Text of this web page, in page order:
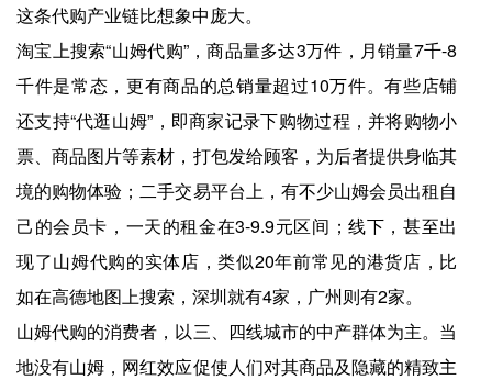
这条代购产业链比想象中庞大。
淘宝上搜索“山姆代购”，商品量多达3万件，月销量7千-8
千件是常态，更有商品的总销量超过10万件。有些店铺
还支持“代逛山姆”，即商家记录下购物过程，并将购物小
票、商品图片等素材，打包发给顾客，为后者提供身临其
境的购物体验；二手交易平台上，有不少山姆会员出租自
己的会员卡，一天的租金在3-9.9元区间；线下，甚至出
现了山姆代购的实体店，类似20年前常见的港货店，比
如在高德地图上搜索，深圳就有4家，广州则有2家。
山姆代购的消费者，以三、四线城市的中产群体为主。当
地没有山姆，网红效应促使人们对其商品及隐藏的精致主